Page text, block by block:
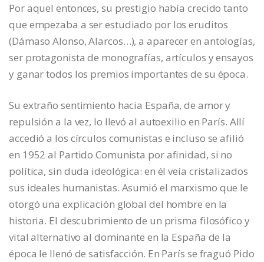
Por aquel entonces, su prestigio había crecido tanto
que empezaba a ser estudiado por los eruditos
(Dámaso Alonso, Alarcos…), a aparecer en antologías,
ser protagonista de monografías, artículos y ensayos
y ganar todos los premios importantes de su época.
Su extraño sentimiento hacia España, de amor y
repulsión a la vez, lo llevó al autoexilio en París. Allí
accedió a los círculos comunistas e incluso se afilió
en 1952 al Partido Comunista por afinidad, si no
política, sin duda ideológica: en él veía cristalizados
sus ideales humanistas. Asumió el marxismo que le
otorgó una explicación global del hombre en la
historia. El descubrimiento de un prisma filosófico y
vital alternativo al dominante en la España de la
época le llenó de satisfacción. En París se fraguó Pido